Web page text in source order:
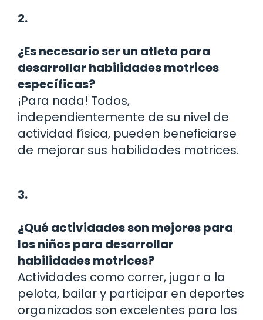
2.
¿Es necesario ser un atleta para
desarrollar habilidades motrices
específicas?
¡Para nada! Todos,
independientemente de su nivel de
actividad física, pueden beneficiarse
de mejorar sus habilidades motrices.
3.
¿Qué actividades son mejores para
los niños para desarrollar
habilidades motrices?
Actividades como correr, jugar a la
pelota, bailar y participar en deportes
organizados son excelentes para los